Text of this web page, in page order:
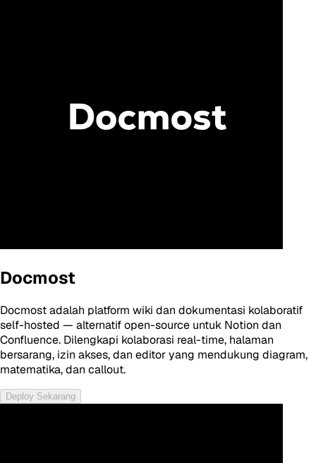
Docmost
Docmost adalah platform wiki dan dokumentasi kolaboratif
self-hosted — alternatif open-source untuk Notion dan
Confluence. Dilengkapi kolaborasi real-time, halaman
bersarang, izin akses, dan editor yang mendukung diagram,
matematika, dan callout.
Deploy Sekarang